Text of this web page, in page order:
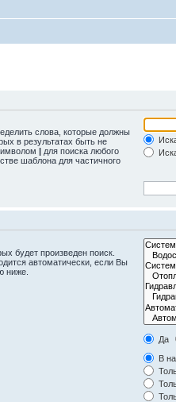
слова, которые должны
в результатах быть не
| для поиска любого
шаблона для частичного
будет произведен поиск.
автоматически, если Вы
ниже.
Да
В